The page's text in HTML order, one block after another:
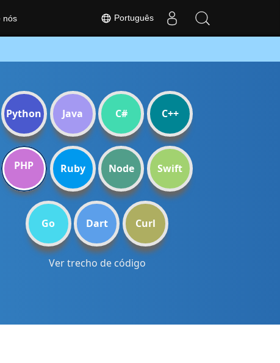
Python Java C# C++
PHP Ruby Node Swift
Go Dart Curl
Ver trecho de código
Português
nós